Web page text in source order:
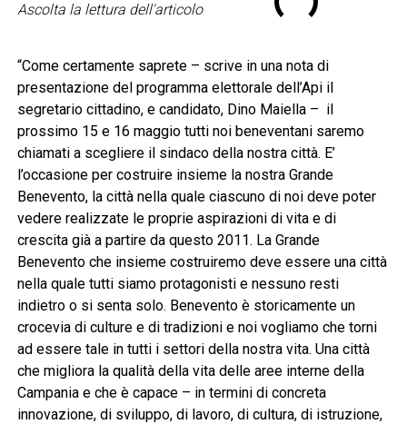
Ascolta la lettura dell'articolo
“Come certamente saprete – scrive in una nota di
presentazione del programma elettorale dell’Api il
segretario cittadino, e candidato, Dino Maiella – il
prossimo 15 e 16 maggio tutti noi beneventani saremo
chiamati a scegliere il sindaco della nostra città. E’
l’occasione per costruire insieme la nostra Grande
Benevento, la città nella quale ciascuno di noi deve poter
vedere realizzate le proprie aspirazioni di vita e di
crescita già a partire da questo 2011. La Grande
Benevento che insieme costruiremo deve essere una città
nella quale tutti siamo protagonisti e nessuno resti
indietro o si senta solo. Benevento è storicamente un
crocevia di culture e di tradizioni e noi vogliamo che torni
ad essere tale in tutti i settori della nostra vita. Una città
che migliora la qualità della vita delle aree interne della
Campania e che è capace – in termini di concreta
innovazione, di sviluppo, di lavoro, di cultura, di istruzione,